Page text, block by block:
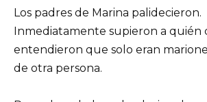
Los padres de Marina palidecieron.
Inmediatamente supieron a
entendieron que solo eran
de otra persona.